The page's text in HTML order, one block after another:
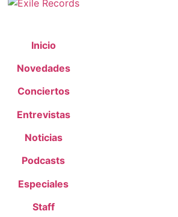
Inicio
Novedades
Conciertos
Entrevistas
Noticias
Podcasts
Especiales
Staff